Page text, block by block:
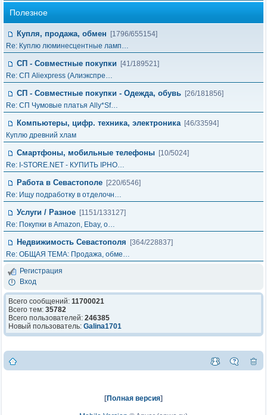
Полезное
Купля, продажа, обмен
[1796/655154]
Re: Куплю люминесцентные ламп…
СП - Совместные покупки
[41/189521]
Re: СП Aliexpress (Алиэкспре…
СП - Совместные покупки - Одежда, обувь [26/181856]
Re: СП Чумовые платья Ally*Sf…
Компьютеры, цифр. техника, электроника [46/33594]
Куплю древний хлам
Смартфоны, мобильные телефоны [10/5024]
Re: I-STORE.NET - КУПИТЬ IPHO…
Работа в Севастополе [220/6546]
Re: Ищу подработку в отделочн…
Услуги / Разное [1151/133127]
Re: Покупки в Amazon, Ebay, о…
Недвижимость Севастополя
[364/228837]
Re: ОБЩАЯ ТЕМА: Продажа, обме…
Регистрация
Вход
Всего сообщений: 11700021
Всего тем: 35782
Всего пользователей: 246385
Новый пользователь: Galina1701
[Полная версия]